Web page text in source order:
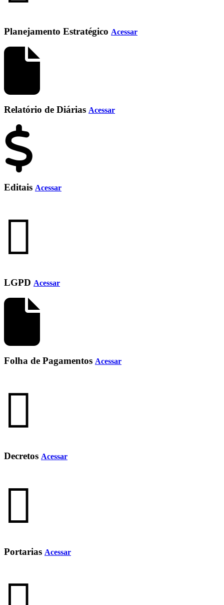
Planejamento Estratégico Acessar
Relatório de Diárias Acessar
Editais Acessar
LGPD Acessar
Folha de Pagamentos Acessar
Decretos Acessar
Portarias Acessar